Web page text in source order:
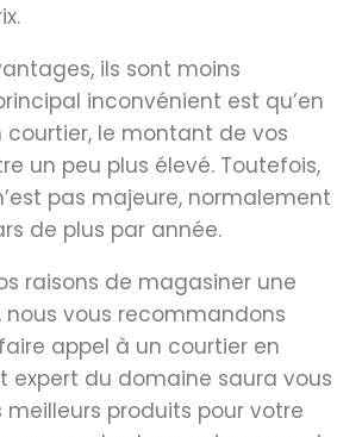
ils sont moins
inconvénient est qu’en
le montant de vos
un peu plus élevé. Toutefois,
pas majeure, normalement
de plus par année.
raisons de magasiner une
nous vous recommandons
appel à un courtier en
expert du domaine saura vous
meilleurs produits pour votre